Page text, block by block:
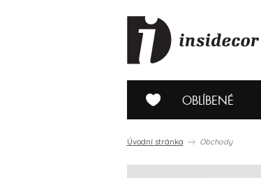
OBLÍBENÉ
Úvodní stránka Obchody